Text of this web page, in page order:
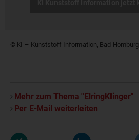
© KI – Kunststoff Information, Bad Homburg
Mehr zum Thema "ElringKlinger"
Per E-Mail weiterleiten